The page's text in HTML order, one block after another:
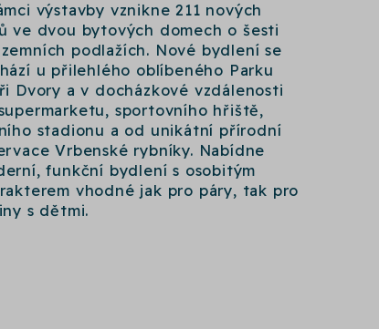
výstavby vznikne 211 nových
ve dvou bytových domech o šesti
podlažích. Nové bydlení se
u přilehlého oblíbeného Parku
Dvory a v docházkové vzdálenosti
sportovního hřiště,
stadionu a od unikátní přírodní
Vrbenské rybníky. Nabídne
funkční bydlení s osobitým
vhodné jak pro páry, tak pro
s dětmi.